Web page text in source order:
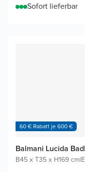
Sofort lieferbar
60 € Rabatt je 600 €
Balmani Lucida
B45 x T35 x H169 cm|